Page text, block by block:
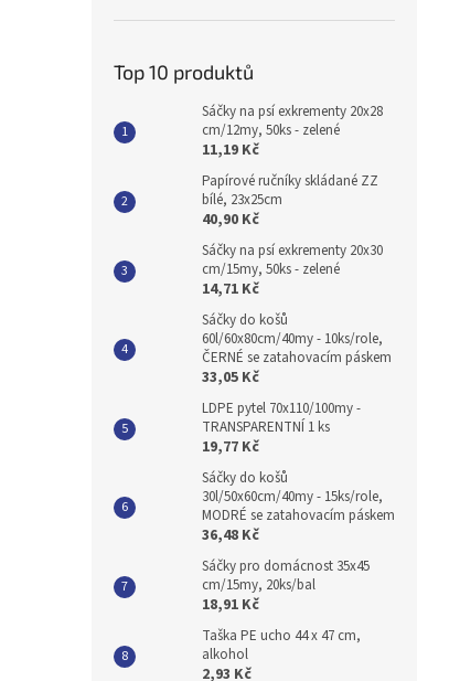
Top 10 produktů
Sáčky na psí exkrementy 20x28
cm/12my, 50ks - zelené
11,19 Kč
Papírové ručníky skládané ZZ
bílé, 23x25cm
40,90 Kč
Sáčky na psí exkrementy 20x30
cm/15my, 50ks - zelené
14,71 Kč
Sáčky do košů
60l/60x80cm/40my - 10ks/role,
ČERNÉ se zatahovacím páskem
33,05 Kč
LDPE pytel 70x110/100my -
TRANSPARENTNÍ 1 ks
19,77 Kč
Sáčky do košů
30l/50x60cm/40my - 15ks/role,
MODRÉ se zatahovacím páskem
36,48 Kč
Sáčky pro domácnost 35x45
cm/15my, 20ks/bal
18,91 Kč
Taška PE ucho 44 x 47 cm,
alkohol
2,93 Kč